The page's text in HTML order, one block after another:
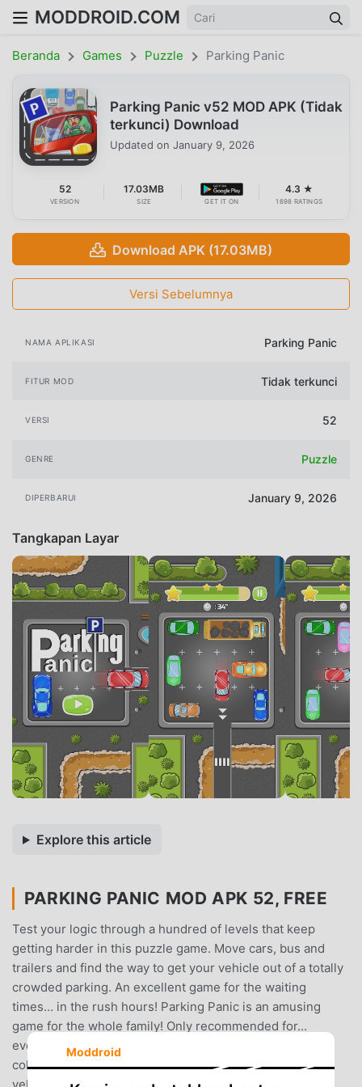
MODDROID.COM
Beranda Games Puzzle Parking Panic
Parking Panic v52 MOD APK (Tidak
terkunci) Download
Updated on January 9, 2026
52
VERSION
17.03MB
SIZE GET IT ON
4.3 ★
1698 RATINGS
Download APK (17.03MB)
Versi Sebelumnya
NAMA APLIKASI Parking Panic
FITUR MOD Tidak terkunci
VERSI 52
GENRE Puzzle
DIPERBARUI January 9, 2026
Tangkapan Layar
Explore this article
PARKING PANIC MOD APK 52, FREE
Test your logic through a hundred of levels that keep
getting harder in this puzzle game. Move cars, bus and
trailers and find the way to get your vehicle out of a totally
crowded parking. An excellent game for the waiting
times… in the rush hours! Parking Panic is an amusing
game for the whole family! Only recommended for...
everyone!CARACTERISTICS- 100 Levels- 300 stars to
collect- Best Score- Touch the screen to move
Moddroid